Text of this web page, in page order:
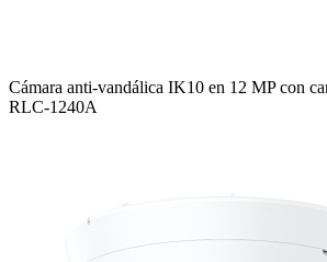
Cámara anti-vandálica IK10 en 12 MP con
RLC-1240A